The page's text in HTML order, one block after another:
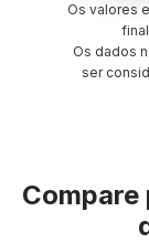
Os valores
Os dados
ser